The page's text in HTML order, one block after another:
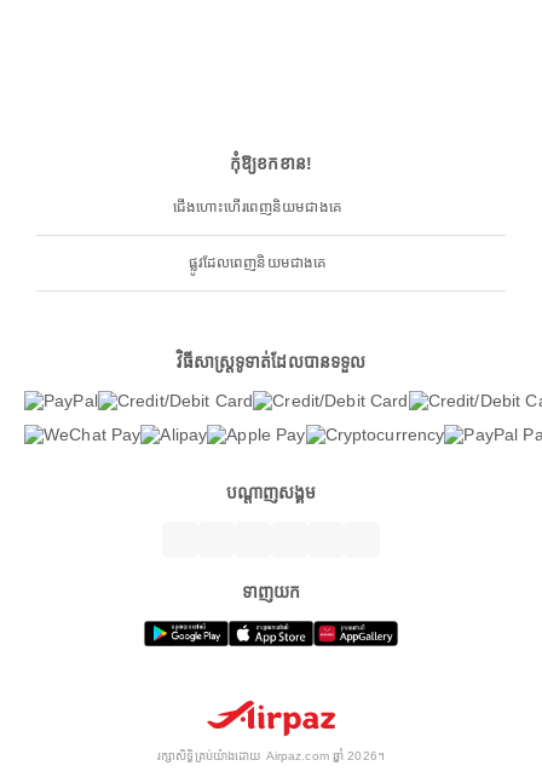
កុំឱ្យខកខាន!
ជើងហោះហើរពេញនិយមជាងគេ
ផ្លូវដែលពេញនិយមជាងគេ
វិធីសាស្ត្រទូទាត់ដែលបានទទួល
បណ្តាញសង្គម
ទាញយក
រក្សាសិទ្ធិគ្រប់យ៉ាងដោយ Airpaz.com ឆ្នាំ 2026។